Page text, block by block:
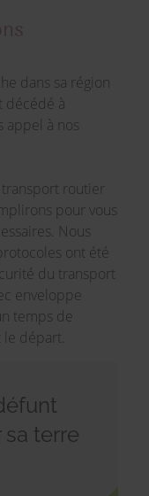
dans sa région
décédé à
appel à nos
transport routier
pour vous
Nous
ont été
du transport
enveloppe
temps de
départ.
terre